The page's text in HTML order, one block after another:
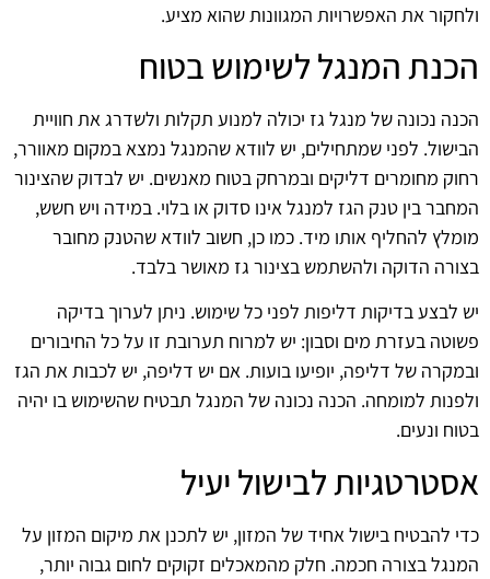
ולחקור את האפשרויות המגוונות שהוא מציע.
הכנת המנגל לשימוש בטוח
הכנה נכונה של מנגל גז יכולה למנוע תקלות ולשדרג את חוויית
הבישול. לפני שמתחילים, יש לוודא שהמנגל נמצא במקום מאוורר,
רחוק מחומרים דליקים ובמרחק בטוח מאנשים. יש לבדוק שהצינור
המחבר בין טנק הגז למנגל אינו סדוק או בלוי. במידה ויש חשש,
מומלץ להחליף אותו מיד. כמו כן, חשוב לוודא שהטנק מחובר
בצורה הדוקה ולהשתמש בצינור גז מאושר בלבד.
יש לבצע בדיקות דליפות לפני כל שימוש. ניתן לערוך בדיקה
פשוטה בעזרת מים וסבון: יש למרוח תערובת זו על כל החיבורים
ובמקרה של דליפה, יופיעו בועות. אם יש דליפה, יש לכבות את הגז
ולפנות למומחה. הכנה נכונה של המנגל תבטיח שהשימוש בו יהיה
בטוח ונעים.
אסטרטגיות לבישול יעיל
כדי להבטיח בישול אחיד של המזון, יש לתכנן את מיקום המזון על
המנגל בצורה חכמה. חלק מהמאכלים זקוקים לחום גבוה יותר,